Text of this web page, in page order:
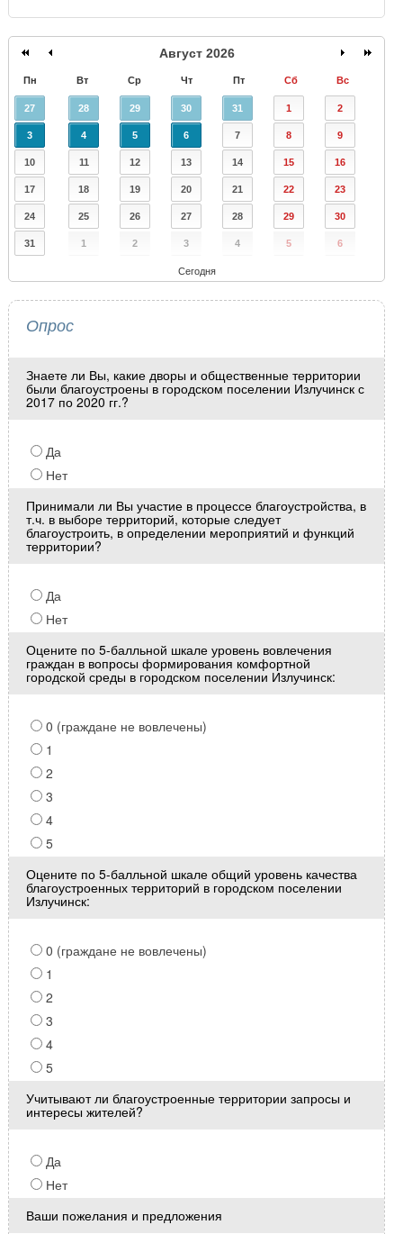
Август 2026
Пн Вт Ср Чт Пт Сб Вс
27 28 29 30 31 1 2
3 4 5 6 7 8 9
10 11 12 13 14 15 16
17 18 19 20 21 22 23
24 25 26 27 28 29 30
31 1 2 3 4 5 6
Сегодня
Опрос
Знаете ли Вы, какие дворы и общественные территории
были благоустроены в городском поселении Излучинск с
2017 по 2020 гг.?
Да
Нет
Принимали ли Вы участие в процессе благоустройства, в
т.ч. в выборе территорий, которые следует
благоустроить, в определении мероприятий и функций
территории?
Да
Нет
Оцените по 5-балльной шкале уровень вовлечения
граждан в вопросы формирования комфортной
городской среды в городском поселении Излучинск:
0 (граждане не вовлечены)
1
2
3
4
5
Оцените по 5-балльной шкале общий уровень качества
благоустроенных территорий в городском поселении
Излучинск:
0 (граждане не вовлечены)
1
2
3
4
5
Учитывают ли благоустроенные территории запросы и
интересы жителей?
Да
Нет
Ваши пожелания и предложения